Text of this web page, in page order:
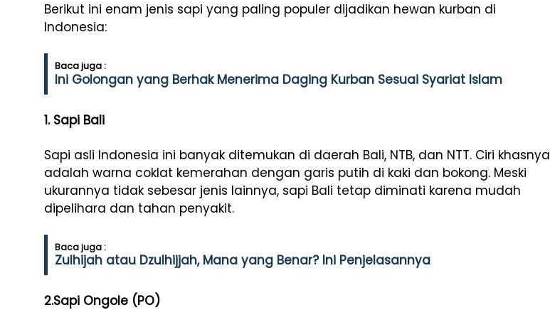
Berikut ini enam jenis sapi yang paling populer dijadikan hewan kurban di
Indonesia:
Baca juga :
Ini Golongan yang Berhak Menerima Daging Kurban Sesuai Syariat Islam
1. Sapi Bali
Sapi asli Indonesia ini banyak ditemukan di daerah Bali, NTB, dan NTT. Ciri khasnya
adalah warna coklat kemerahan dengan garis putih di kaki dan bokong. Meski
ukurannya tidak sebesar jenis lainnya, sapi Bali tetap diminati karena mudah
dipelihara dan tahan penyakit.
Baca juga :
Zulhijah atau Dzulhijjah, Mana yang Benar? Ini Penjelasannya
2.Sapi Ongole (PO)